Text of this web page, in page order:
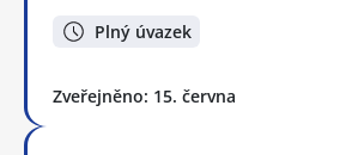
Plný úvazek
Zveřejněno: 15. června